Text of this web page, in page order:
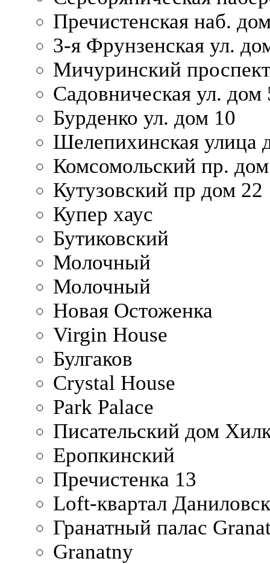
Пречистенская наб.
3-я Фрунзенская ул.
Мичуринский
Садовническая ул. дом
Бурденко ул. дом 10
Шелепихинская улица
Комсомольский пр.
Кутузовский пр дом 22
Купер хаус
Бутиковский
Молочный
Молочный
Новая Остоженка
Virgin House
Булгаков
Crystal House
Park Palace
Писательский дом
Еропкинский
Пречистенка 13
Loft-квартал
Гранатный палас
Granatny